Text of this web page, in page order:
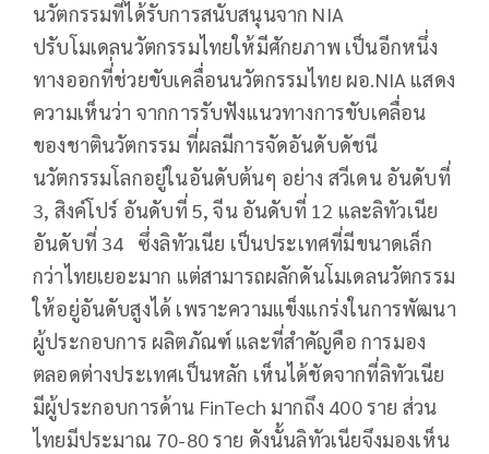
นวัตกรรมที่ได้รับการสนับสนุนจาก NIA
ปรับโมเดลนวัตกรรมไทยให้มีศักยภาพ เป็นอีกหนึ่ง
ทางออกที่่ช่วยขับเคลื่อนนวัตกรรมไทย ผอ.NIA แสดง
ความเห็นว่า จากการรับฟังแนวทางการขับเคลื่อน
ของชาตินวัตกรรม ที่ผลมีการจัดอันดับดัชนี
นวัตกรรมโลกอยู่ในอันดับต้นๆ อย่าง สวีเดน อันดับที่
3, สิงค์โปร์ อันดับที่ 5, จีน อันดับที่ 12 และลิทัวเนีย
อันดับที่ 34 ซึ่งลิทัวเนีย เป็นประเทศที่มีขนาดเล็ก
กว่าไทยเยอะมาก แต่สามารถผลักดันโมเดลนวัตกรรม
ให้อยู่อันดับสูงได้ เพราะความแข็งแกร่งในการพัฒนา
ผู้ประกอบการ ผลิตภัณฑ์ และที่สำคัญคือ การมอง
ตลอดต่างประเทศเป็นหลัก เห็นได้ชัดจากที่ลิทัวเนีย
มีผู้ประกอบการด้าน FinTech มากถึง 400 ราย ส่วน
ไทยมีประมาณ 70-80 ราย ดังนั้นลิทัวเนียจึงมองเห็น